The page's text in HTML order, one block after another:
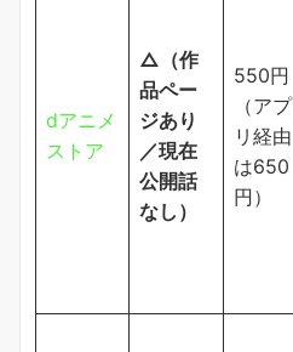
dアニメ
ストア
△（作
品ペー
ジあり
／現在
公開話
なし）
550円
（アプ
リ経由
は650
円）